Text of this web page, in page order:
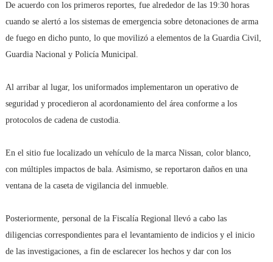
De acuerdo con los primeros reportes, fue alrededor de las 19:30 horas
cuando se alertó a los sistemas de emergencia sobre detonaciones de arma
de fuego en dicho punto, lo que movilizó a elementos de la Guardia Civil,
Guardia Nacional y Policía Municipal.
Al arribar al lugar, los uniformados implementaron un operativo de
seguridad y procedieron al acordonamiento del área conforme a los
protocolos de cadena de custodia.
En el sitio fue localizado un vehículo de la marca Nissan, color blanco,
con múltiples impactos de bala. Asimismo, se reportaron daños en una
ventana de la caseta de vigilancia del inmueble.
Posteriormente, personal de la Fiscalía Regional llevó a cabo las
diligencias correspondientes para el levantamiento de indicios y el inicio
de las investigaciones, a fin de esclarecer los hechos y dar con los